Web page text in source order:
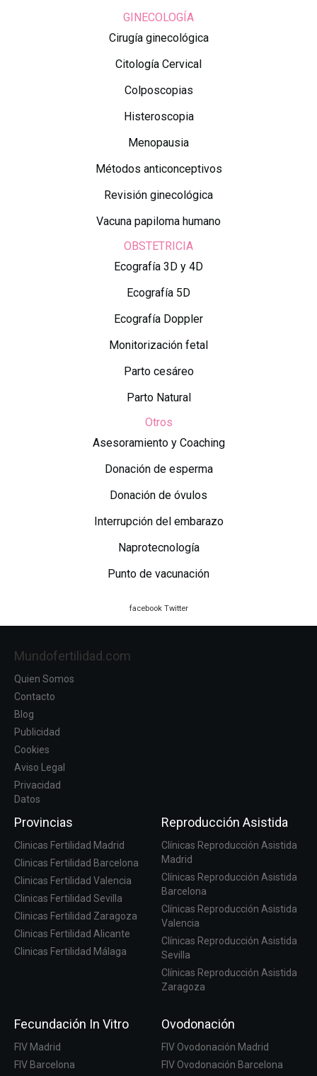
GINECOLOGÍA
Cirugía ginecológica
Citología Cervical
Colposcopias
Histeroscopia
Menopausia
Métodos anticonceptivos
Revisión ginecológica
Vacuna papiloma humano
OBSTETRICIA
Ecografía 3D y 4D
Ecografía 5D
Ecografía Doppler
Monitorización fetal
Parto cesáreo
Parto Natural
Otros
Asesoramiento y Coaching
Donación de esperma
Donación de óvulos
Interrupción del embarazo
Naprotecnología
Punto de vacunación
facebook Twitter
Mundofertilidad.com
Quien Somos
Contacto
Blog
Publicidad
Cookies
Aviso Legal
Privacidad
Datos
Provincias
Clinicas Fertilidad Madrid
Clinicas Fertilidad Barcelona
Clinicas Fertilidad Valencia
Clinicas Fertilidad Sevilla
Clinicas Fertilidad Zaragoza
Clinicas Fertilidad Alicante
Clinicas Fertilidad Málaga
Reproducción Asistida
Clínicas Reproducción Asistida
Madrid
Clínicas Reproducción Asistida
Barcelona
Clínicas Reproducción Asistida
Valencia
Clínicas Reproducción Asistida
Sevilla
Clínicas Reproducción Asistida
Zaragoza
Fecundación In Vitro
FIV Madrid
FIV Barcelona
Ovodonación
FIV Ovodonación Madrid
FIV Ovodonación Barcelona